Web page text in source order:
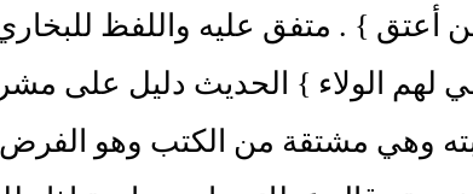
أعتق } . متفق عليه واللفظ
لهم الولاء } الحديث دليل على
وهي مشتقة من الكتب وهو